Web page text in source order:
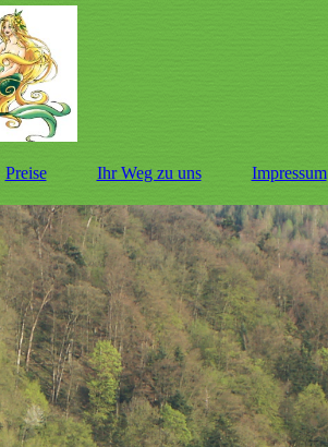
Preise Ihr Weg zu uns Impressum